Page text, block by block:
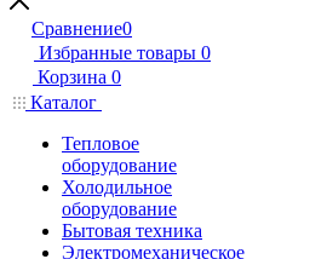
Сравнение0
Избранные товары 0
Корзина 0
Каталог
Тепловое
оборудование
Холодильное
оборудование
Бытовая техника
Электромеханическое